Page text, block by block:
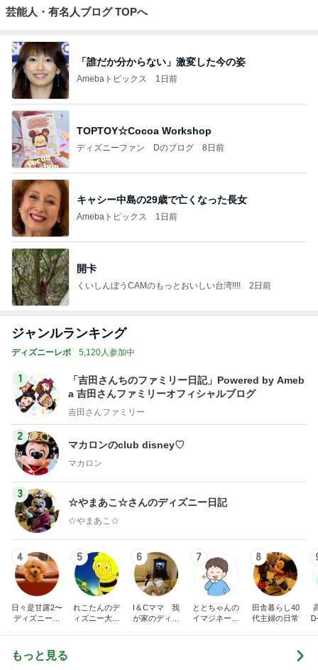
芸能人・有名人ブログ TOPへ
「誰だか分からない」激変した今の姿
Amebaトピックス 1日前
TOPTOY☆Cocoa Workshop
ディズニーファン Dのブログ 8日前
キャシー中島の29歳で亡くなった長女
Amebaトピックス 1日前
開卡
くいしんぼうCAMのもっとおいしい台湾!!!! 2日前
ジャンルランキング
ディズニーレポ 5,120人参加中
1
「吉田さんちのファミリー日記」Powered by Ameb
a 吉田さんファミリーオフィシャルブログ
吉田さんファミリー
2
マカロンのclub disney♡
マカロン
3
☆やまあこ☆さんのディズニー日記
☆やまあこ☆
4
日々是甘露2〜
ディズニー風
5
れこたんのデ
ィズニー大好
6
I＆Cママ 我
が家のディズ
7
ととちゃんの
イマジネーシ
8
田舎暮らし40
代主婦の日常
もっと見る